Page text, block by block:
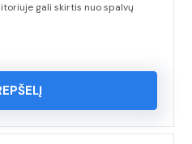
gali skirtis nuo spalvų